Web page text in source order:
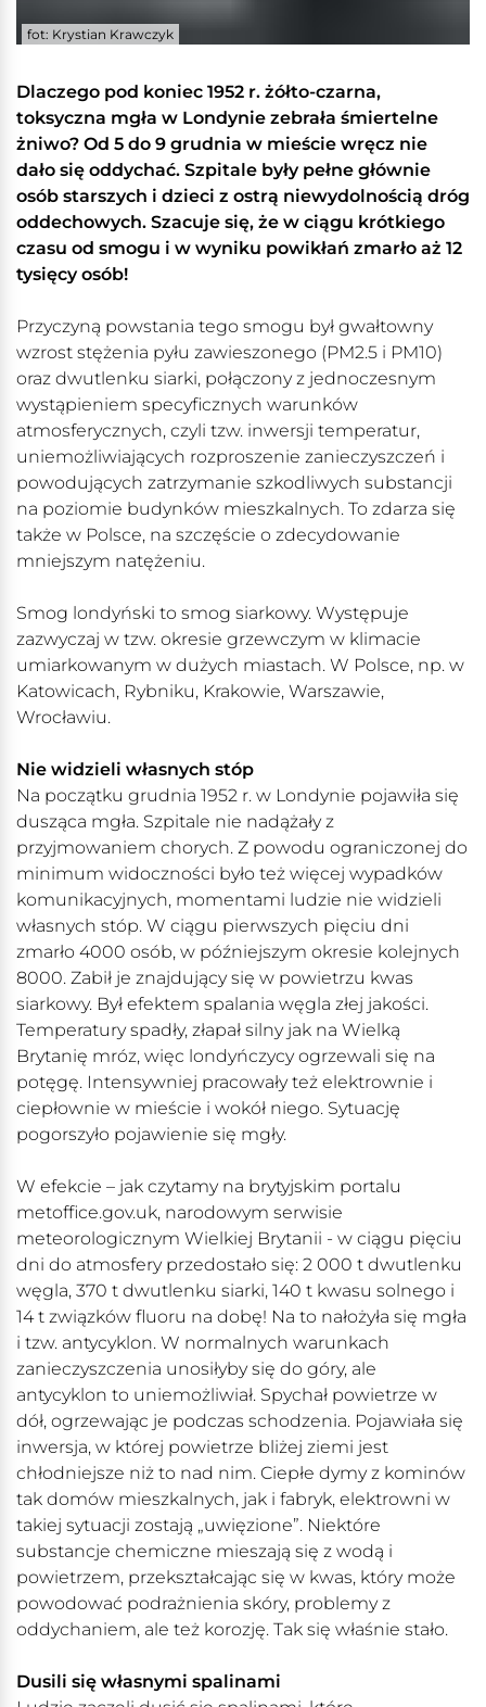
fot: Krystian Krawczyk
Dlaczego pod koniec 1952 r. żółto-czarna,
toksyczna mgła w Londynie zebrała śmiertelne
żniwo? Od 5 do 9 grudnia w mieście wręcz nie
dało się oddychać. Szpitale były pełne głównie
osób starszych i dzieci z ostrą niewydolnością dróg
oddechowych. Szacuje się, że w ciągu krótkiego
czasu od smogu i w wyniku powikłań zmarło aż 12
tysięcy osób!
Przyczyną powstania tego smogu był gwałtowny
wzrost stężenia pyłu zawieszonego (PM2.5 i PM10)
oraz dwutlenku siarki, połączony z jednoczesnym
wystąpieniem specyficznych warunków
atmosferycznych, czyli tzw. inwersji temperatur,
uniemożliwiających rozproszenie zanieczyszczeń i
powodujących zatrzymanie szkodliwych substancji
na poziomie budynków mieszkalnych. To zdarza się
także w Polsce, na szczęście o zdecydowanie
mniejszym natężeniu.
Smog londyński to smog siarkowy. Występuje
zazwyczaj w tzw. okresie grzewczym w klimacie
umiarkowanym w dużych miastach. W Polsce, np. w
Katowicach, Rybniku, Krakowie, Warszawie,
Wrocławiu.
Nie widzieli własnych stóp
Na początku grudnia 1952 r. w Londynie pojawiła się
dusząca mgła. Szpitale nie nadążały z
przyjmowaniem chorych. Z powodu ograniczonej do
minimum widoczności było też więcej wypadków
komunikacyjnych, momentami ludzie nie widzieli
własnych stóp. W ciągu pierwszych pięciu dni
zmarło 4000 osób, w późniejszym okresie kolejnych
8000. Zabił je znajdujący się w powietrzu kwas
siarkowy. Był efektem spalania węgla złej jakości.
Temperatury spadły, złapał silny jak na Wielką
Brytanię mróz, więc londyńczycy ogrzewali się na
potęgę. Intensywniej pracowały też elektrownie i
ciepłownie w mieście i wokół niego. Sytuację
pogorszyło pojawienie się mgły.
W efekcie – jak czytamy na brytyjskim portalu
metoffice.gov.uk, narodowym serwisie
meteorologicznym Wielkiej Brytanii - w ciągu pięciu
dni do atmosfery przedostało się: 2 000 t dwutlenku
węgla, 370 t dwutlenku siarki, 140 t kwasu solnego i
14 t związków fluoru na dobę! Na to nałożyła się mgła
i tzw. antycyklon. W normalnych warunkach
zanieczyszczenia unosiłyby się do góry, ale
antycyklon to uniemożliwiał. Spychał powietrze w
dół, ogrzewając je podczas schodzenia. Pojawiała się
inwersja, w której powietrze bliżej ziemi jest
chłodniejsze niż to nad nim. Ciepłe dymy z kominów
tak domów mieszkalnych, jak i fabryk, elektrowni w
takiej sytuacji zostają „uwięzione”. Niektóre
substancje chemiczne mieszają się z wodą i
powietrzem, przekształcając się w kwas, który może
powodować podrażnienia skóry, problemy z
oddychaniem, ale też korozję. Tak się właśnie stało.
Dusili się własnymi spalinami